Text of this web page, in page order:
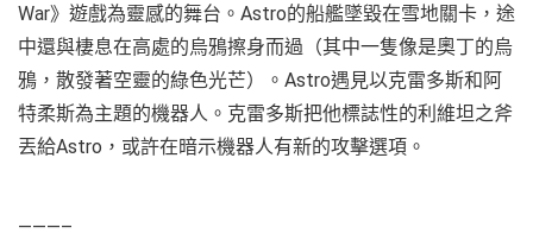
War》遊戲為靈感的舞台。Astro的船艦墜毀在雪地關卡，途
中還與棲息在高處的烏鴉擦身而過（其中一隻像是奧丁的烏
鴉，散發著空靈的綠色光芒）。Astro遇見以克雷多斯和阿
特柔斯為主題的機器人。克雷多斯把他標誌性的利維坦之斧
丟給Astro，或許在暗示機器人有新的攻擊選項。
———–